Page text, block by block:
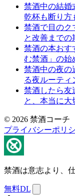
禁酒中の結
乾杯も断り方
禁酒で目のク
と改善までの
禁酒の本お
む禁酒」の始
禁酒中の夜
る夜ルーティ
禁酒したら友
と、本当に大
© 2026 禁酒コーチ
プライバシーポリ
禁酒は意志より、
無料DL